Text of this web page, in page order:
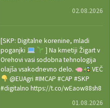
02.08.2026
[SKP: Digitalne korenine, mladi
poganjki
] Na kmetiji Žigart v
Orehovi vasi sodobna tehnologija
olajša vsakodnevno delo.
VEČ
@EUAgri #IMCAP #CAP #SKP
#digitalno https://t.co/wEaow88sh8
01.08.2026